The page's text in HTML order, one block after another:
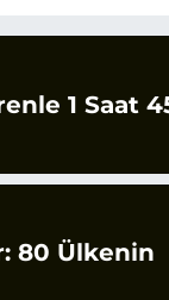
1 Saat
80 Ülkenin